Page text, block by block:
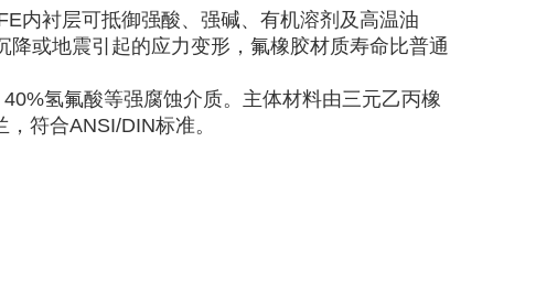
内衬层可抵御强酸、强碱、有机溶剂及高温油
或地震引起的应力变形，‌氟橡胶材质寿命比普通
氢氟酸等强腐蚀介质。‌主体材料由三元乙丙橡
符合ANSI/DIN标准。